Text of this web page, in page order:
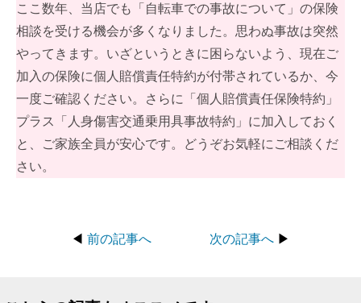
ここ数年、当店でも「自転車での事故について」の保険
相談を受ける機会が多くなりました。思わぬ事故は突然
やってきます。いざというときに困らないよう、現在ご
加入の保険に個人賠償責任特約が付帯されているか、今
一度ご確認ください。さらに「個人賠償責任保険特約」
プラス「人身傷害交通乗用具事故特約」に加入しておく
と、ご家族全員が安心です。どうぞお気軽にご相談くだ
さい。
◀ 前の記事へ 次の記事へ ▶